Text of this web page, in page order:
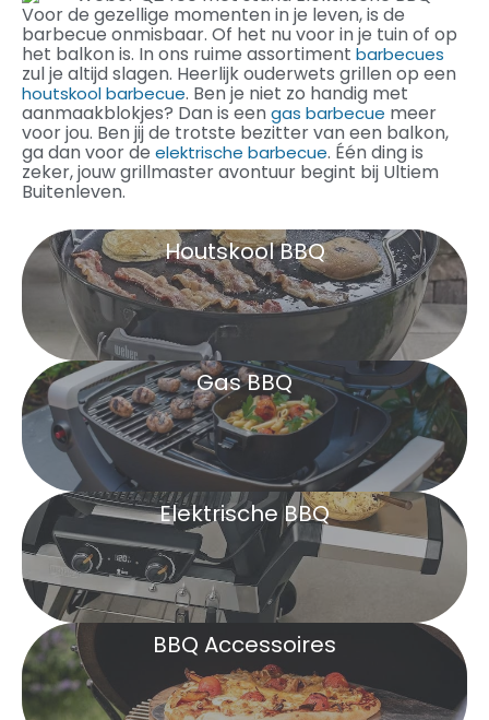
Voor de gezellige momenten in je leven, is de
barbecue onmisbaar. Of het nu voor in je tuin of op
het balkon is. In ons ruime assortiment barbecues
zul je altijd slagen. Heerlijk ouderwets grillen op een
houtskool barbecue. Ben je niet zo handig met
aanmaakblokjes? Dan is eengas barbecue meer
voor jou. Ben jij de trotste bezitter van een balkon,
ga dan voor de elektrische barbecue. Één ding is
zeker, jouw grillmaster avontuur begint bij Ultiem
Buitenleven.
Houtskool BBQ
Gas BBQ
Elektrische BBQ
BBQ Accessoires